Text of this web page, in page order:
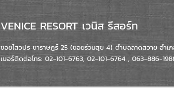
VENICE RESORT เวนิส รีสอร์ท
ซอยไสวประชาราษฎร์ 25 (ซอยร่วมสุข 4) ตำบลลาดสวาย อำเ
เบอร์ติดต่อโทร: 02-101-6763, 02-101-6764 , 063-886-